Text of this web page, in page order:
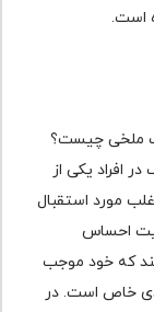
است.
ملخی چیست؟
افراد یکی از
مورد استقبال
احساس
که خود موجب
خاص است. در